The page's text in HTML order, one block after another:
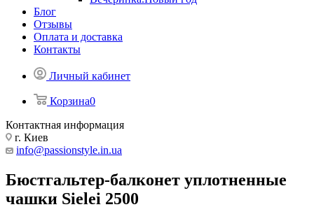
Блог
Отзывы
Оплата и доставка
Контакты
Личный кабинет
Корзина0
Контактная информация
г. Киев
info@passionstyle.in.ua
Бюстгальтер-балконет уплотненные
чашки Sielei 2500